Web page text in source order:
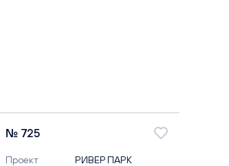
№ 725
Проект
РИВЕР ПАРК